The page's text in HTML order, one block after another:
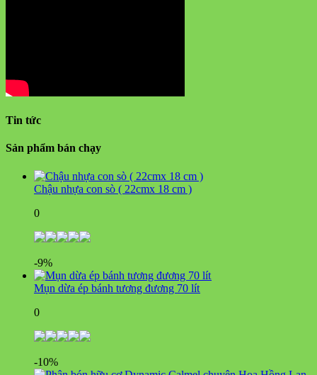
Tin tức
Sản phẩm bán chạy
Chậu nhựa con sò ( 22cmx 18 cm )
0
-9%
Mụn dừa ép bánh tương đương 70 lít
0
-10%